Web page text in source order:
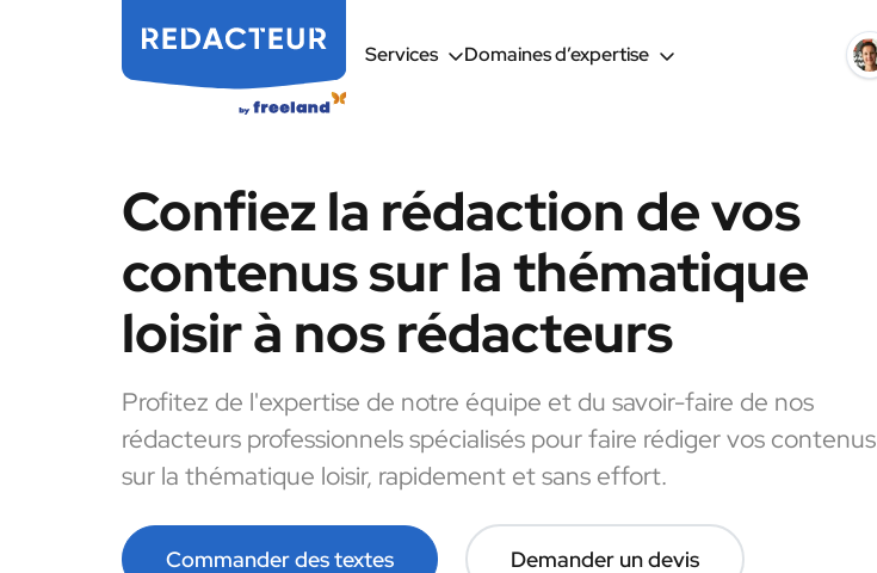
Services Domaines d’expertise
Confiez la rédaction de vos
contenus sur la thématique
loisir à nos rédacteurs
Profitez de l'expertise de notre équipe et du savoir-faire de nos
rédacteurs professionnels spécialisés pour faire rédiger vos contenus
sur la thématique loisir, rapidement et sans effort.
Commander des textes Demander un devis